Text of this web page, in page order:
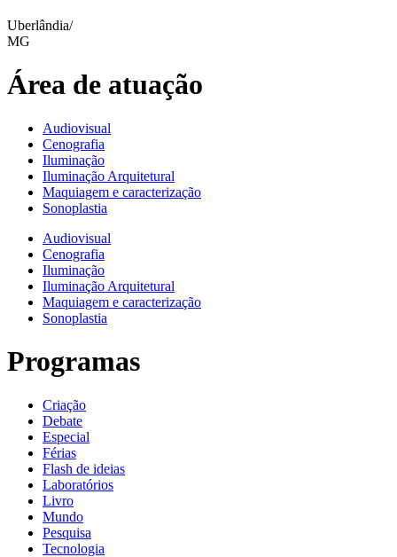
Uberlândia/
MG
Área de atuação
Audiovisual
Cenografia
Iluminação
Iluminação Arquitetural
Maquiagem e caracterização
Sonoplastia
Audiovisual
Cenografia
Iluminação
Iluminação Arquitetural
Maquiagem e caracterização
Sonoplastia
Programas
Criação
Debate
Especial
Férias
Flash de ideias
Laboratórios
Livro
Mundo
Pesquisa
Tecnologia